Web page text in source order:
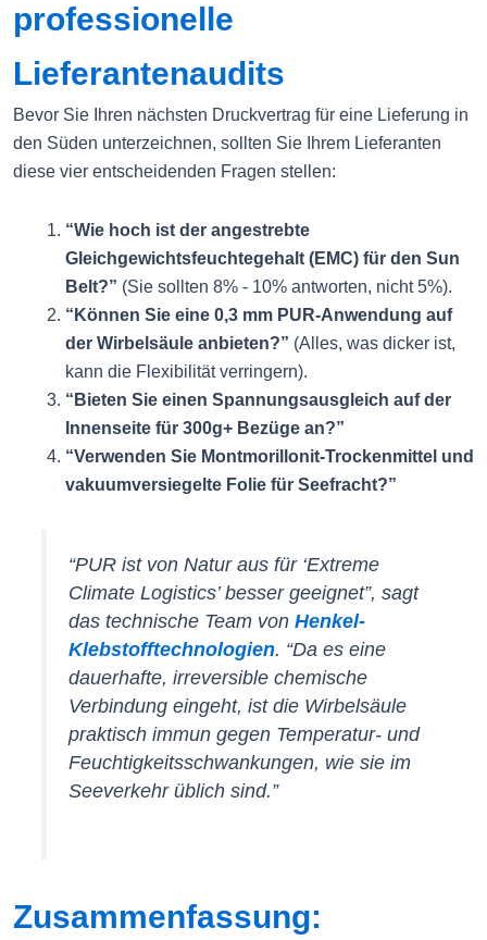
professionelle
Lieferantenaudits
Bevor Sie Ihren nächsten Druckvertrag für eine Lieferung in
den Süden unterzeichnen, sollten Sie Ihrem Lieferanten
diese vier entscheidenden Fragen stellen:
“Wie hoch ist der angestrebte
Gleichgewichtsfeuchtegehalt (EMC) für den Sun
Belt?” (Sie sollten 8% - 10% antworten, nicht 5%).
“Können Sie eine 0,3 mm PUR-Anwendung auf
der Wirbelsäule anbieten?” (Alles, was dicker ist,
kann die Flexibilität verringern).
“Bieten Sie einen Spannungsausgleich auf der
Innenseite für 300g+ Bezüge an?”
“Verwenden Sie Montmorillonit-Trockenmittel und
vakuumversiegelte Folie für Seefracht?”
“PUR ist von Natur aus für ‘Extreme
Climate Logistics’ besser geeignet”, sagt
das technische Team vonHenkel-
Klebstofftechnologien. “Da es eine
dauerhafte, irreversible chemische
Verbindung eingeht, ist die Wirbelsäule
praktisch immun gegen Temperatur- und
Feuchtigkeitsschwankungen, wie sie im
Seeverkehr üblich sind.”
Zusammenfassung: